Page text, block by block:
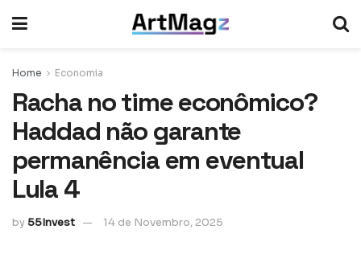
Home Economia
Racha no time econômico?
Haddad não garante
permanência em eventual
Lula 4
by 55Invest 14 de Novembro, 2025